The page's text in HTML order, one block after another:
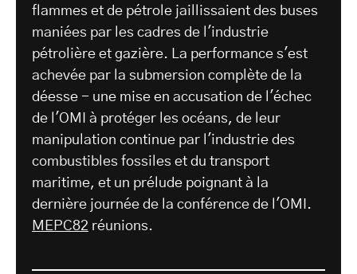
flammes et de pétrole jaillissaient des buses
maniées par les cadres de l'industrie
pétrolière et gazière. La performance s'est
achevée par la submersion complète de la
déesse - une mise en accusation de l'échec
de l'OMI à protéger les océans, de leur
manipulation continue par l'industrie des
combustibles fossiles et du transport
maritime, et un prélude poignant à la
dernière journée de la conférence de l'OMI.
MEPC82 réunions.